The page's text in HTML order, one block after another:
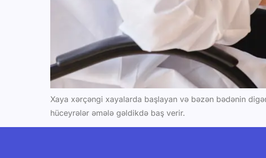
Xaya xərçəngi xayalarda başlayan və bəzən bədənin
hüceyrələr əmələ gəldikdə baş verir.